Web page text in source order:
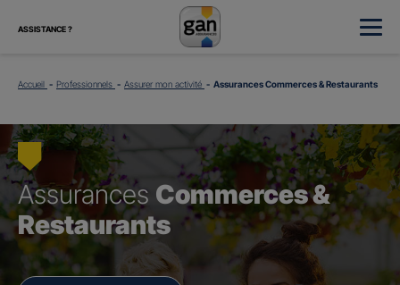
ASSISTANCE ?
Accueil Professionnels Assurer mon activité Assurances Commerces & Restaurants
Assurances Commerces &
Restaurants